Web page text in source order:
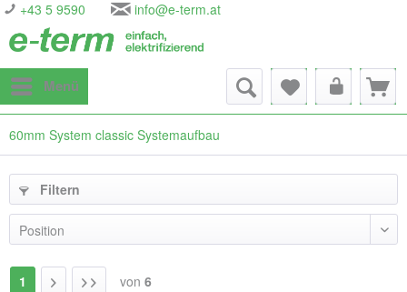
+43 5 9590 info@e-term.at
Menü
60mm System classic Systemaufbau
Filtern
1 von 6